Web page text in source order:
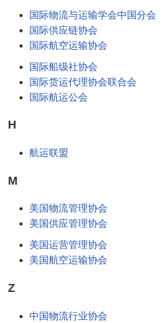
国际物流与运输学会中国分会
国际供应链协会
国际航空运输协会
国际船级社协会
国际货运代理协会联合会
国际航运公会
H
航运联盟
M
美国物流管理协会
美国供应管理协会
美国运营管理协会
美国航空运输协会
Z
中国物流行业协会